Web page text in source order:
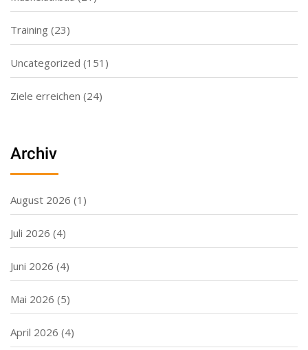
Training (23)
Uncategorized (151)
Ziele erreichen (24)
Archiv
August 2026 (1)
Juli 2026 (4)
Juni 2026 (4)
Mai 2026 (5)
April 2026 (4)